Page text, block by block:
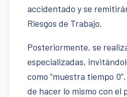
accidentado y se
Riesgos de Trabajo.
Posteriormente, se
especializadas,
como “muestra tiempo
de hacer lo mismo con el